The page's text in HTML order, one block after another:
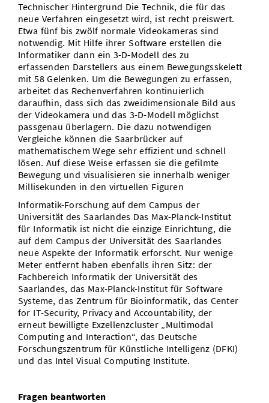
Technischer Hintergrund Die Technik, die für das
neue Verfahren eingesetzt wird, ist recht preiswert.
Etwa fünf bis zwölf normale Videokameras sind
notwendig. Mit Hilfe ihrer Software erstellen die
Informatiker dann ein 3-D-Modell des zu
erfassenden Darstellers aus einem Bewegungsskelett
mit 58 Gelenken. Um die Bewegungen zu erfassen,
arbeitet das Rechenverfahren kontinuierlich
daraufhin, dass sich das zweidimensionale Bild aus
der Videokamera und das 3-D-Modell möglichst
passgenau überlagern. Die dazu notwendigen
Vergleiche können die Saarbrücker auf
mathematischem Wege sehr effizient und schnell
lösen. Auf diese Weise erfassen sie die gefilmte
Bewegung und visualisieren sie innerhalb weniger
Millisekunden in den virtuellen Figuren
Informatik-Forschung auf dem Campus der
Universität des Saarlandes Das Max-Planck-Institut
für Informatik ist nicht die einzige Einrichtung, die
auf dem Campus der Universität des Saarlandes
neue Aspekte der Informatik erforscht. Nur wenige
Meter entfernt haben ebenfalls ihren Sitz: der
Fachbereich Informatik der Universität des
Saarlandes, das Max-Planck-Institut für Software
Systeme, das Zentrum für Bioinformatik, das Center
for IT-Security, Privacy and Accountability, der
erneut bewilligte Exzellenzcluster „Multimodal
Computing and Interaction“, das Deutsche
Forschungszentrum für Künstliche Intelligenz (DFKI)
und das Intel Visual Computing Institute.
Fragen beantworten